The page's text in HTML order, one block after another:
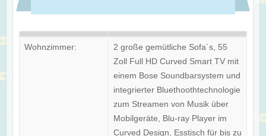
Wohnzimmer:
2 große gemütliche Sofa´s, 55
Zoll Full HD Curved Smart TV mit
einem Bose Soundbarsystem und
integrierter Bluethoothtechnologie
zum Streamen von Musik über
Mobilgeräte, Blu-ray Player im
Curved Design, Esstisch für bis zu